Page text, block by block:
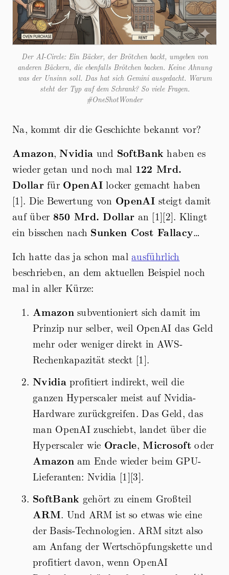
Der AI-Circle: Ein Bäcker, der Brötchen backt, umgeben von
anderen Bäckern, die ebenfalls Brötchen backen. Keine Ahnung
was der Unsinn soll. Das hat sich Gemini ausgedacht. Warum
steht der Typ auf dem Schrank? So viele Fragen.
#OneShotWonder
Na, kommt dir die Geschichte bekannt vor?
Amazon,Nvidia und SoftBank haben es
wieder getan und noch mal 122 Mrd.
Dollarfür OpenAI locker gemacht haben
[1]. Die Bewertung von OpenAI steigt damit
auf über 850 Mrd. Dollar an [1][2]. Klingt
ein bisschen nach Sunken Cost Fallacy…
Ich hatte das ja schon malausführlich
beschrieben, an dem aktuellen Beispiel noch
mal in aller Kürze:
Amazonsubventioniert sich damit im
Prinzip nur selber, weil OpenAI das Geld
mehr oder weniger direkt in AWS-
Rechenkapazität steckt [1].
Nvidiaprofitiert indirekt, weil die
ganzen Hyperscaler meist auf Nvidia-
Hardware zurückgreifen. Das Geld, das
man OpenAI zuschiebt, landet über die
Hyperscaler wie Oracle,Microsoftoder
Amazonam Ende wieder beim GPU-
Lieferanten: Nvidia [1][3].
SoftBank gehört zu einem Großteil
ARM. Und ARM ist so etwas wie eine
der Basis-Technologien. ARM sitzt also
am Anfang der Wertschöpfungskette und
profitiert davon, wenn OpenAI